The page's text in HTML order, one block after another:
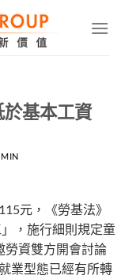
基本工資
元，《勞基法》
，施行細則規定童
勞資雙方開會討論
業型態已經有所轉